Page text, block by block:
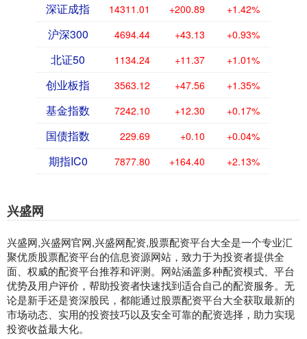
深证成指 14311.01 +200.89 +1.42%
沪深300 4694.44 +43.13 +0.93%
北证50 1134.24 +11.37 +1.01%
创业板指 3563.12 +47.56 +1.35%
基金指数 7242.10 +12.30 +0.17%
国债指数 229.69 +0.10 +0.04%
期指IC0 7877.80 +164.40 +2.13%
兴盛网
兴盛网,兴盛网官网,兴盛网配资,股票配资平台大全是一个专业汇
聚优质股票配资平台的信息资源网站，致力于为投资者提供全
面、权威的配资平台推荐和评测。网站涵盖多种配资模式、平台
优势及用户评价，帮助投资者快速找到适合自己的配资服务。无
论是新手还是资深股民，都能通过股票配资平台大全获取最新的
市场动态、实用的投资技巧以及安全可靠的配资选择，助力实现
投资收益最大化。